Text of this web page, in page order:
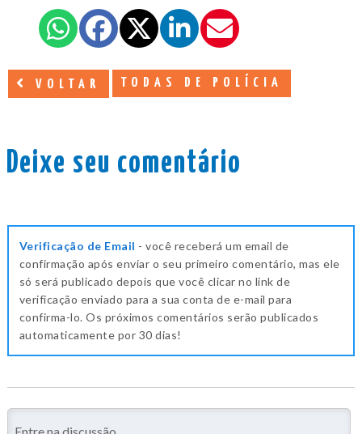
VOLTAR TODAS DE POLÍCIA
Deixe seu comentário
Verificação de Email - você receberá um email de
confirmação após enviar o seu primeiro comentário, mas ele
só será publicado depois que você clicar no link de
verificação enviado para a sua conta de e-mail para
confirma-lo. Os próximos comentários serão publicados
automaticamente por 30 dias!